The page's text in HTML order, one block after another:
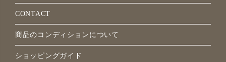
CONTACT
商品のコンディションについて
ショッピングガイド